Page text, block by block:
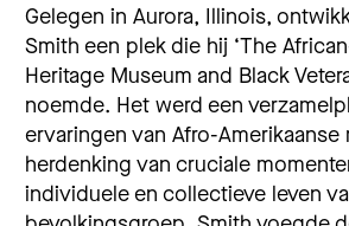
Gelegen in Aurora, Illinois,
Smith een plek die hij ‘The
Heritage Museum and Black
noemde. Het werd een
ervaringen van Afro-Amerikaanse
herdenking van cruciale
individuele en collectieve leven